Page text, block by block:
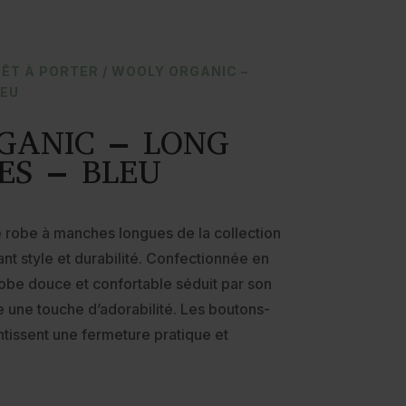
À PORTER / WOOLY ORGANIC –
– LONG
– BLEU
à manches longues de la collection
style et durabilité. Confectionnée en
douce et confortable séduit par son
touche d’adorabilité. Les boutons-
une fermeture pratique et